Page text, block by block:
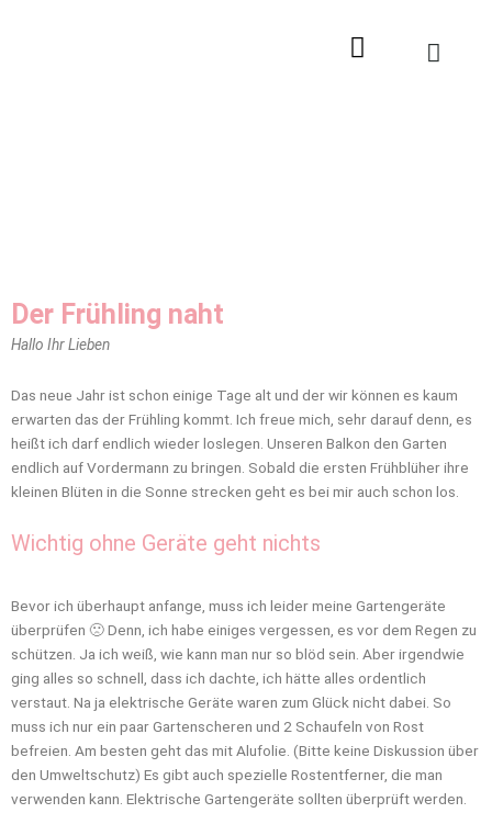
Der Frühling naht
Hallo Ihr Lieben
Das neue Jahr ist schon einige Tage alt und der wir können es kaum
erwarten das der Frühling kommt. Ich freue mich, sehr darauf denn, es
heißt ich darf endlich wieder loslegen. Unseren Balkon den Garten
endlich auf Vordermann zu bringen. Sobald die ersten Frühblüher ihre
kleinen Blüten in die Sonne strecken geht es bei mir auch schon los.
Wichtig ohne Geräte geht nichts
Bevor ich überhaupt anfange, muss ich leider meine Gartengeräte
überprüfen 🙁 Denn, ich habe einiges vergessen, es vor dem Regen zu
schützen. Ja ich weiß, wie kann man nur so blöd sein. Aber irgendwie
ging alles so schnell, dass ich dachte, ich hätte alles ordentlich
verstaut. Na ja elektrische Geräte waren zum Glück nicht dabei. So
muss ich nur ein paar Gartenscheren und 2 Schaufeln von Rost
befreien. Am besten geht das mit Alufolie. (Bitte keine Diskussion über
den Umweltschutz) Es gibt auch spezielle Rostentferner, die man
verwenden kann. Elektrische Gartengeräte sollten überprüft werden.